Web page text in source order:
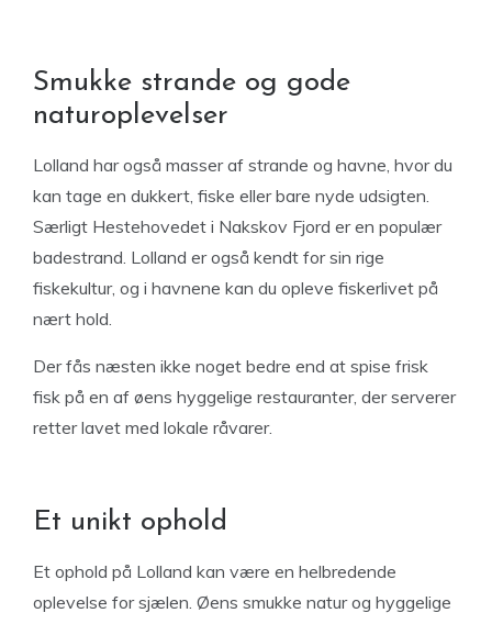
Smukke strande og gode
naturoplevelser
Lolland har også masser af strande og havne, hvor du
kan tage en dukkert, fiske eller bare nyde udsigten.
Særligt Hestehovedet i Nakskov Fjord er en populær
badestrand. Lolland er også kendt for sin rige
fiskekultur, og i havnene kan du opleve fiskerlivet på
nært hold.
Der fås næsten ikke noget bedre end at spise frisk
fisk på en af øens hyggelige restauranter, der serverer
retter lavet med lokale råvarer.
Et unikt ophold
Et ophold på Lolland kan være en helbredende
oplevelse for sjælen. Øens smukke natur og hyggelige